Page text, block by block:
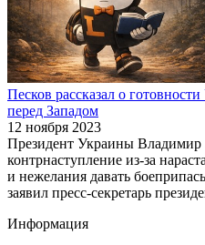
Песков рассказал о
перед Западом
12 ноября 2023
Президент Украины Владимир
контрнаступление из-за
и нежелания давать
заявил пресс-секретарь
Информация